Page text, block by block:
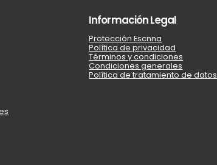
Información Legal
Protección Escnna
Política de privacidad
Términos y condiciones
Condiciones generales
Política de tratamiento de datos